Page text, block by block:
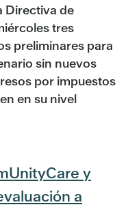
Directiva de
tres
preliminares para
sin nuevos
por impuestos
en su nivel
y
a